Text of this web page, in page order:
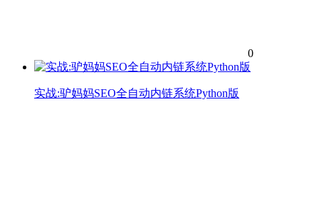
0
实战:驴妈妈SEO全自动内链系统Python版